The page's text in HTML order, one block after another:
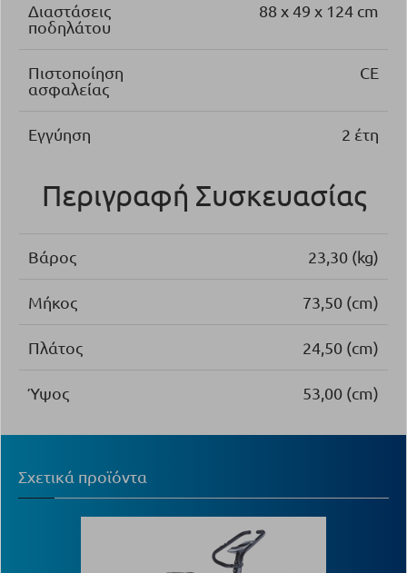
Διαστάσεις
ποδηλάτου
88 x 49 x 124 cm
Πιστοποίηση
ασφαλείας
CE
Εγγύηση 2 έτη
Περιγραφή Συσκευασίας
Βάρος 23,30 (kg)
Μήκος 73,50 (cm)
Πλάτος 24,50 (cm)
Ύψος 53,00 (cm)
Σχετικά προϊόντα